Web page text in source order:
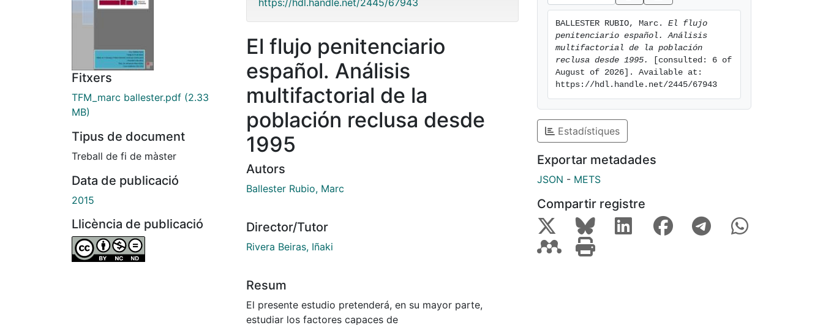
Fitxers
TFM_marc ballester.pdf (2.33
MB)
Tipus de document
Treball de fi de màster
Data de publicació
2015
Llicència de publicació
El flujo penitenciario
español. Análisis
multifactorial de la
población reclusa desde
1995
Autors
Ballester Rubio, Marc
Director/Tutor
Rivera Beiras, Iñaki
Resum
El presente estudio pretenderá, en su mayor parte,
estudiar los factores capaces de
BALLESTER RUBIO, Marc. El flujo
penitenciario español. Análisis
multifactorial de la población
reclusa desde 1995.
[consulted: 6 of
August of 2026]. Available at:
https://hdl.handle.net/2445/67943
Estadístiques
Exportar metadades
JSON - METS
Compartir registre